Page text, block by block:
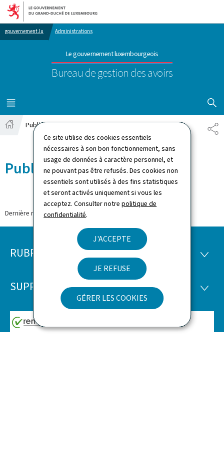
Ce site utilise des cookies essentiels
nécessaires à son bon fonctionnement, sans
usage de données à caractère personnel, et
ne pouvant pas être refusés. Des cookies non
essentiels sont utilisés à des fins statistiques
et seront activés uniquement si vous les
acceptez. Consulter notrepolitique de
confidentialité.
J'ACCEPTE
JE REFUSE
GÉRER LES COOKIES
Aller au menu principal
Aller au contenu
gouvernement.lu Administrations
Le gouvernement luxembourgeois
Bureau de gestion des avoirs
MENU
PRINCIPAL
Publications
Publications
Dernière modification le07.05.2025
Pied
page
RUBRIQUES
SUPPORT